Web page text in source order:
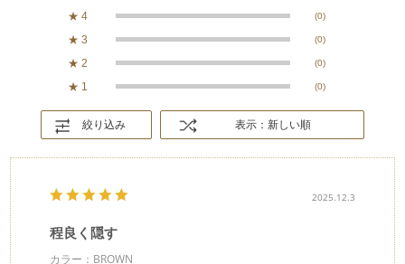
★ 4 (0)
★ 3 (0)
★ 2 (0)
★ 1 (0)
絞り込み 表示：新しい順
2025.12.3
程良く隠す
カラー：BROWN